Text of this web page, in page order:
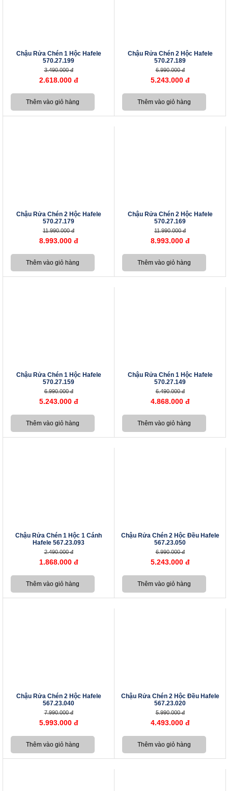
Chậu Rửa Chén 1 Hộc Hafele
570.27.199
3.490.000 đ
2.618.000 đ
Chậu Rửa Chén 2 Hộc Hafele
570.27.189
6.990.000 đ
5.243.000 đ
Chậu Rửa Chén 2 Hộc Hafele
570.27.179
11.990.000 đ
8.993.000 đ
Chậu Rửa Chén 2 Hộc Hafele
570.27.169
11.990.000 đ
8.993.000 đ
Chậu Rửa Chén 1 Hộc Hafele
570.27.159
6.990.000 đ
5.243.000 đ
Chậu Rửa Chén 1 Hộc Hafele
570.27.149
6.490.000 đ
4.868.000 đ
Chậu Rửa Chén 1 Hộc 1 Cánh
Hafele 567.23.093
2.490.000 đ
1.868.000 đ
Chậu Rửa Chén 2 Hộc Đều Hafele
567.23.050
6.990.000 đ
5.243.000 đ
Chậu Rửa Chén 2 Hộc Hafele
567.23.040
7.990.000 đ
5.993.000 đ
Chậu Rửa Chén 2 Hộc Đều Hafele
567.23.020
5.990.000 đ
4.493.000 đ